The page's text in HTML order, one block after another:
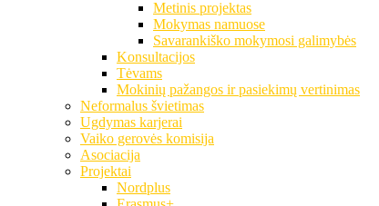
Metinis projektas
Mokymas namuose
Savarankiško mokymosi galimybės
Konsultacijos
Tėvams
Mokinių pažangos ir pasiekimų vertinimas
Neformalus švietimas
Ugdymas karjerai
Vaiko gerovės komisija
Asociacija
Projektai
Nordplus